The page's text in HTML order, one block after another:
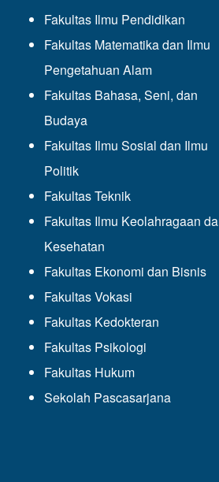
Fakultas Ilmu Pendidikan
Fakultas Matematika dan Ilmu
Pengetahuan Alam
Fakultas Bahasa, Seni, dan
Budaya
Fakultas Ilmu Sosial dan Ilmu
Politik
Fakultas Teknik
Fakultas Ilmu Keolahragaan
Kesehatan
Fakultas Ekonomi dan Bisnis
Fakultas Vokasi
Fakultas Kedokteran
Fakultas Psikologi
Fakultas Hukum
Sekolah Pascasarjana